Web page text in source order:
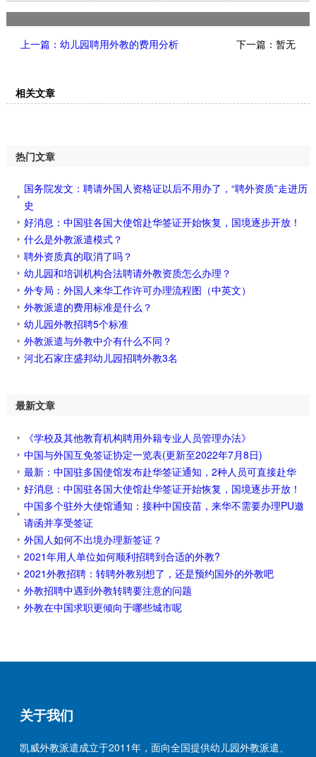
上一篇：幼儿园聘用外教的费用分析 下一篇：暂无
相关文章
热门文章
国务院发文：聘请外国人资格证以后不用办了，“聘外资质”走进历
史
好消息：中国驻各国大使馆赴华签证开始恢复，国境逐步开放！
什么是外教派遣模式？
聘外资质真的取消了吗？
幼儿园和培训机构合法聘请外教资质怎么办理？
外专局：外国人来华工作许可办理流程图（中英文）
外教派遣的费用标准是什么？
幼儿园外教招聘5个标准
外教派遣与外教中介有什么不同？
河北石家庄盛邦幼儿园招聘外教3名
最新文章
《学校及其他教育机构聘用外籍专业人员管理办法》
中国与外国互免签证协定一览表(更新至2022年7月8日)
最新：中国驻多国使馆发布赴华签证通知，2种人员可直接赴华
好消息：中国驻各国大使馆赴华签证开始恢复，国境逐步开放！
中国多个驻外大使馆通知：接种中国疫苗，来华不需要办理PU邀
请函并享受签证
外国人如何不出境办理新签证？
2021年用人单位如何顺利招聘到合适的外教?
2021外教招聘：转聘外教别想了，还是预约国外的外教吧
外教招聘中遇到外教转聘要注意的问题
外教在中国求职更倾向于哪些城市呢
关于我们
凯威外教派遣成立于2011年，面向全国提供幼儿园外教派遣、